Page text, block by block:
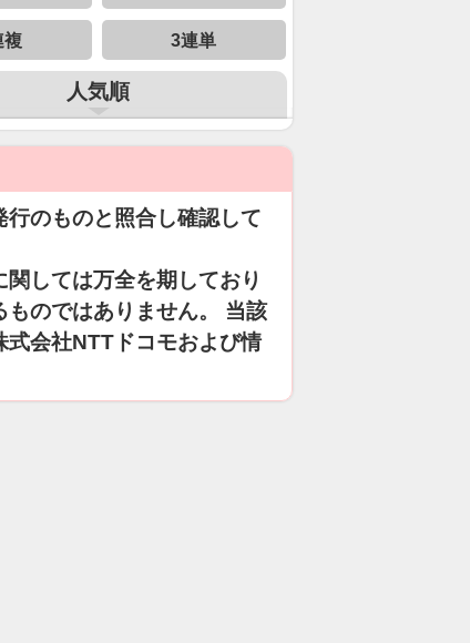
複 3連単
人気順
のものと照合し確認して
しては万全を期しており
ものではありません。 当該
会社NTTドコモおよび情